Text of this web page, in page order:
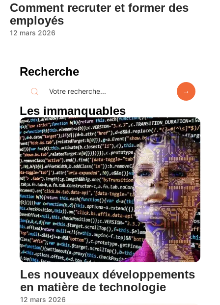
Comment recruter et former des
employés
12 mars 2026
Recherche
Les immanquables
Les nouveaux développements
en matière de technologie
12 mars 2026